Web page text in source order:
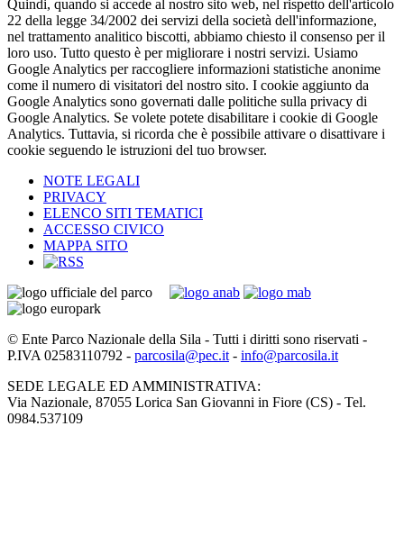
Quindi, quando si accede al nostro sito web, nel rispetto dell'articolo
22 della legge 34/2002 dei servizi della società dell'informazione,
nel trattamento analitico biscotti, abbiamo chiesto il consenso per il
loro uso. Tutto questo è per migliorare i nostri servizi. Usiamo
Google Analytics per raccogliere informazioni statistiche anonime
come il numero di visitatori del nostro sito. I cookie aggiunto da
Google Analytics sono governati dalle politiche sulla privacy di
Google Analytics. Se volete potete disabilitare i cookie di Google
Analytics. Tuttavia, si ricorda che è possibile attivare o disattivare i
cookie seguendo le istruzioni del tuo browser.
NOTE LEGALI
PRIVACY
ELENCO SITI TEMATICI
ACCESSO CIVICO
MAPPA SITO
© Ente Parco Nazionale della Sila - Tutti i diritti sono riservati -
P.IVA 02583110792 - parcosila@pec.it - info@parcosila.it
SEDE LEGALE ED AMMINISTRATIVA:
Via Nazionale, 87055 Lorica San Giovanni in Fiore (CS) - Tel.
0984.537109